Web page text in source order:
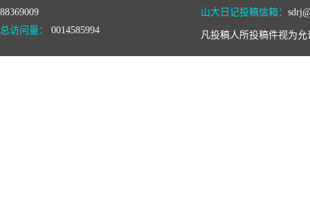
88369009 山大日记投稿信箱：
总访问量：
0014585994 凡投稿人所投稿件视为